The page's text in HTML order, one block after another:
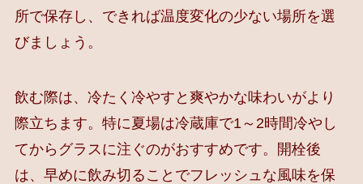
所で保存し、できれば温度変化の少ない場所を選
びましょう。
飲む際は、冷たく冷やすと爽やかな味わいがより
際立ちます。特に夏場は冷蔵庫で1～2時間冷やし
てからグラスに注ぐのがおすすめです。開栓後
は、早めに飲み切ることでフレッシュな風味を保